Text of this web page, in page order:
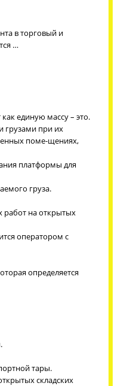
в торговый и
…
единую массу – это.
грузами при их
поме-щениях,
платформы для
груза.
работ на открытых
оператором с
определяется
тары.
складских